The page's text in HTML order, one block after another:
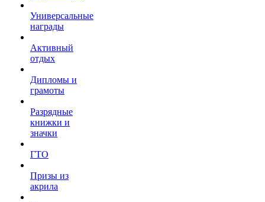
Универсальные
награды
Активный
отдых
Дипломы и
грамоты
Разрядные
книжки и
значки
ГТО
Призы из
акрила